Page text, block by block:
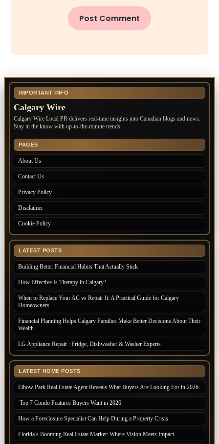
IMPORTANT INFO
Calgary Wire
Calgary Wire Local PR delivers real-time insights into Canadian blogs and news.
Stay in the know with up-to-the-minute trends.
PAGES
About Us
Contact Us
Privacy Policy
Disclaimer
Cookie Policy
LATEST POSTS
Building Better Financial Habits That Actually Stick
How Effective Is Therapy in Calgary?
When to Replace Your AC vs Repair It: A Practical Guide for Calgary
Homeowners
Financial Planning Helps Calgary Families Make Better Decisions About Their
Wealth
LG Appliance Repair : Fridge, Dishwasher & Washer Experts
LATEST HOME POSTS
Elbow Park Real Estate Agent Reveals What Buyers Are Looking For in 2026
Top 7 Condo Features Buyers Want in 2026
How a Foreclosure Specialist Can Help During a Property Crisis
Florida’s Booming Real Estate Market: Where Vision Meets Impact